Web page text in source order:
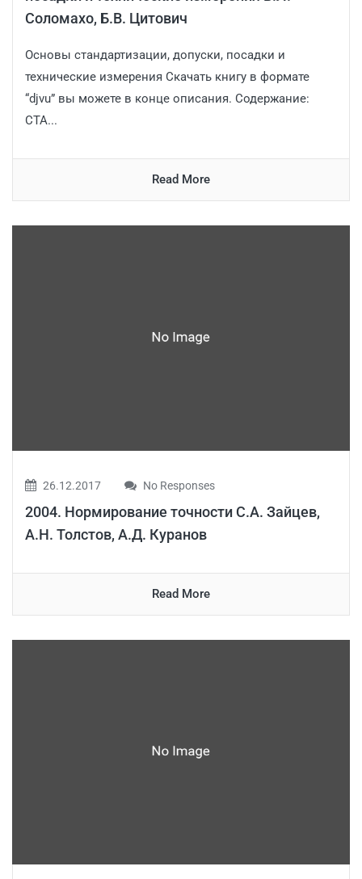
Соломахо, Б.В. Цитович
Основы стандартизации, допуски, посадки и
технические измерения Скачать книгу в формате
“djvu” вы можете в конце описания. Содержание:
СТА...
Read More
26.12.2017 No Responses
2004. Нормирование точности С.А. Зайцев,
А.Н. Толстов, А.Д. Куранов
Read More